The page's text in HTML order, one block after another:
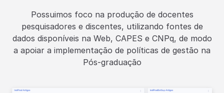
Possuimos foco na produção de docentes
pesquisadores e discentes, utilizando fontes de
dados disponíveis na Web, CAPES e CNPq, de modo
a apoiar a implementação de políticas de gestão na
Pós-graduação